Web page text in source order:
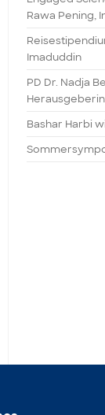
Rawa Pening,
Imaduddin
PD Dr. Nadja
Bashar Harbi